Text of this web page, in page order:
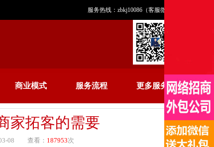
服务热线：zbkj10086（客服微信）
商业模式 服务流程 更多服务
家拓客的需要
08 查看： 187953次